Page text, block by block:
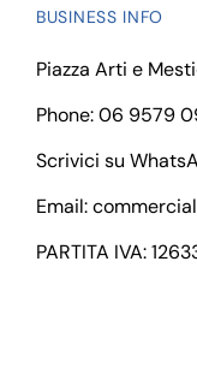
BUSINESS INFO
Piazza Arti e
Phone: 06 9579
Scrivici su
Email:
PARTITA IVA: